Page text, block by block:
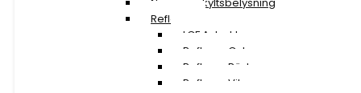
Reflexer
LGF A-traktor
Reflexer Gula
Reflexer Röda
Reflexer Vita